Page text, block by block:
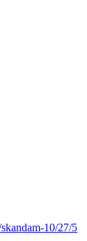
10/27/5